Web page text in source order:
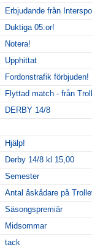
Erbjudande från
Duktiga 05:or!
Notera!
Upphittat
Fordonstrafik förbjuden!
Flyttad match - från
DERBY 14/8
Hjälp!
Derby 14/8 kl 15,00
Semester
Antal åskådare på
Säsongspremiär
Midsommar
tack